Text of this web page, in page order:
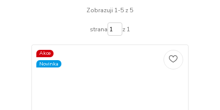
Zobrazuji 1-5 z 5
strana z 1
Akce
Novinka